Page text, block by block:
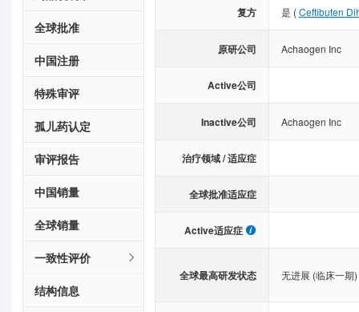
全球批准
中国注册
特殊审评
孤儿药认定
审评报告
中国销量
全球销量
一致性评价
结构信息
复方 是 (Ceftibuten
原研公司 Achaogen Inc
Active公司
Inactive公司 Achaogen Inc
治疗领域 / 适应症
全球批准适应症
Active适应症
全球最高研发状态 无进展 (临床一期)